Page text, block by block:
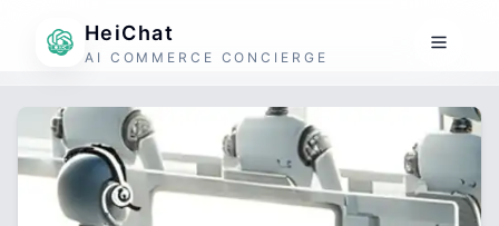
HeiChat
AI COMMERCE CONCIERGE